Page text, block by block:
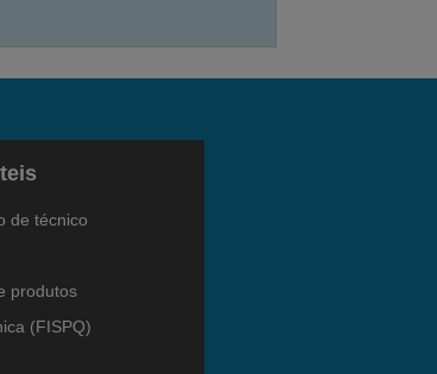
de técnico
produtos
(FISPQ)